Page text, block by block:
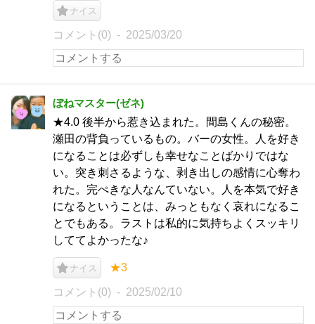
ナイス
コメント(0) 2025/03/20
ぼねマスター(ゼネ)
★4.0 後半から惹き込まれた。間島くんの秘密。
瀬田の背負っているもの。バーの女性。人を好き
になることは必ずしも幸せなことばかりではな
い。突き刺さるような、剥き出しの感情に心奪わ
れた。完ぺきな人なんていない。人を本気で好き
になるということは、みっともなく哀れになるこ
とでもある。ラストは私的に気持ちよくスッキリ
しててよかったな♪
ナイス ★3
コメント(0) 2025/02/10